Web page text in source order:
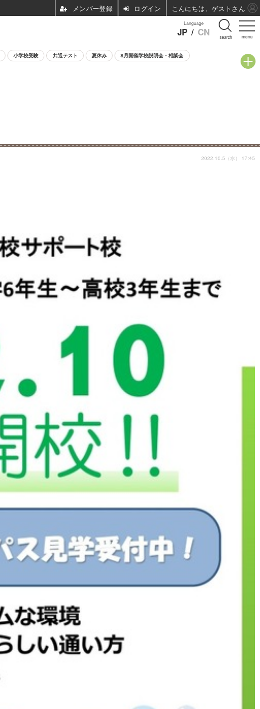
menu
Language
JP / CN search
小学校受験 共通テスト 夏休み 8月開催学校説明会・相談会
2022.10.5（水） 17:45
ログイン こんにちは、ゲストさん